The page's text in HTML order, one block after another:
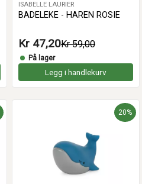
ISABELLE LAURIER
BADELEKE - HAREN ROSIE
Kr 47,20Kr 59,00
På lager
Legg i handlekurv
20%